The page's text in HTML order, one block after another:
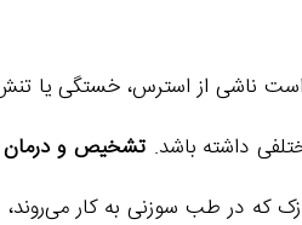
است ناشی از استرس، خستگی یا
داشته باشد.تشخیص و درمان
که در طب سوزنی به کار می‌روند،